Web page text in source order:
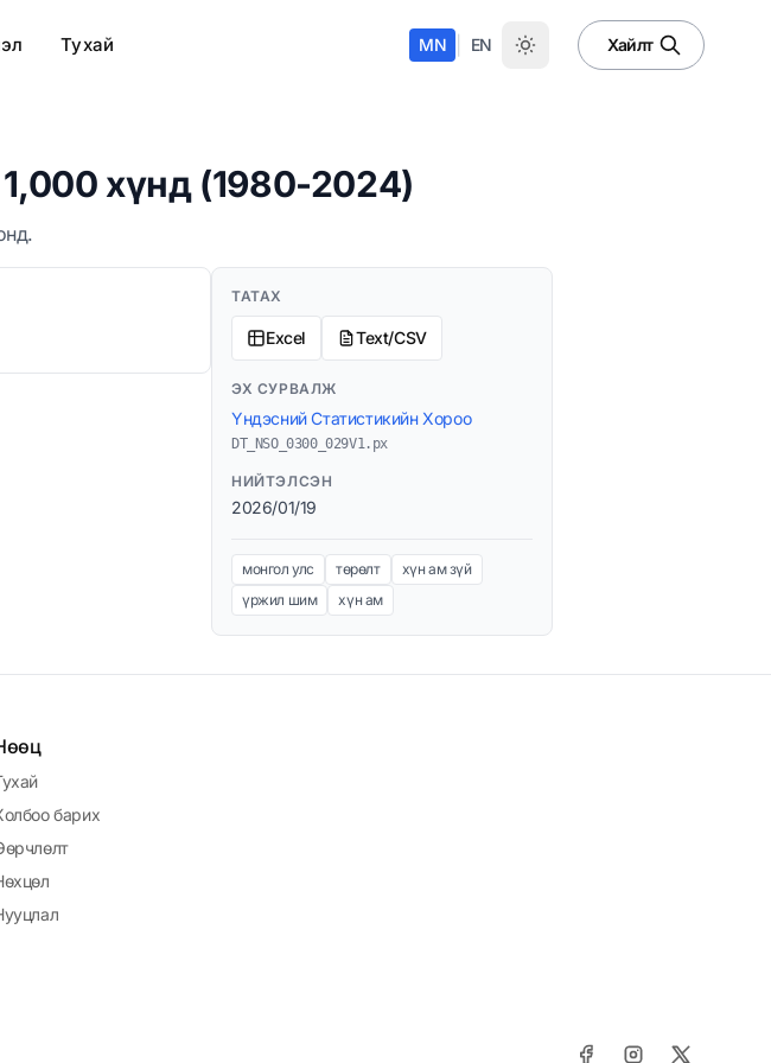
Тухай MN EN Хайлт
хүнд (1980-2024)
ТАТАХ
Excel Text/CSV
ЭХ СУРВАЛЖ
Үндэсний Статистикийн Хороо
DT_NSO_0300_029V1.px
НИЙТЭЛСЭН
2026/01/19
монгол улс төрөлт
хүн ам зүй
үржил шим
хүн ам
барих